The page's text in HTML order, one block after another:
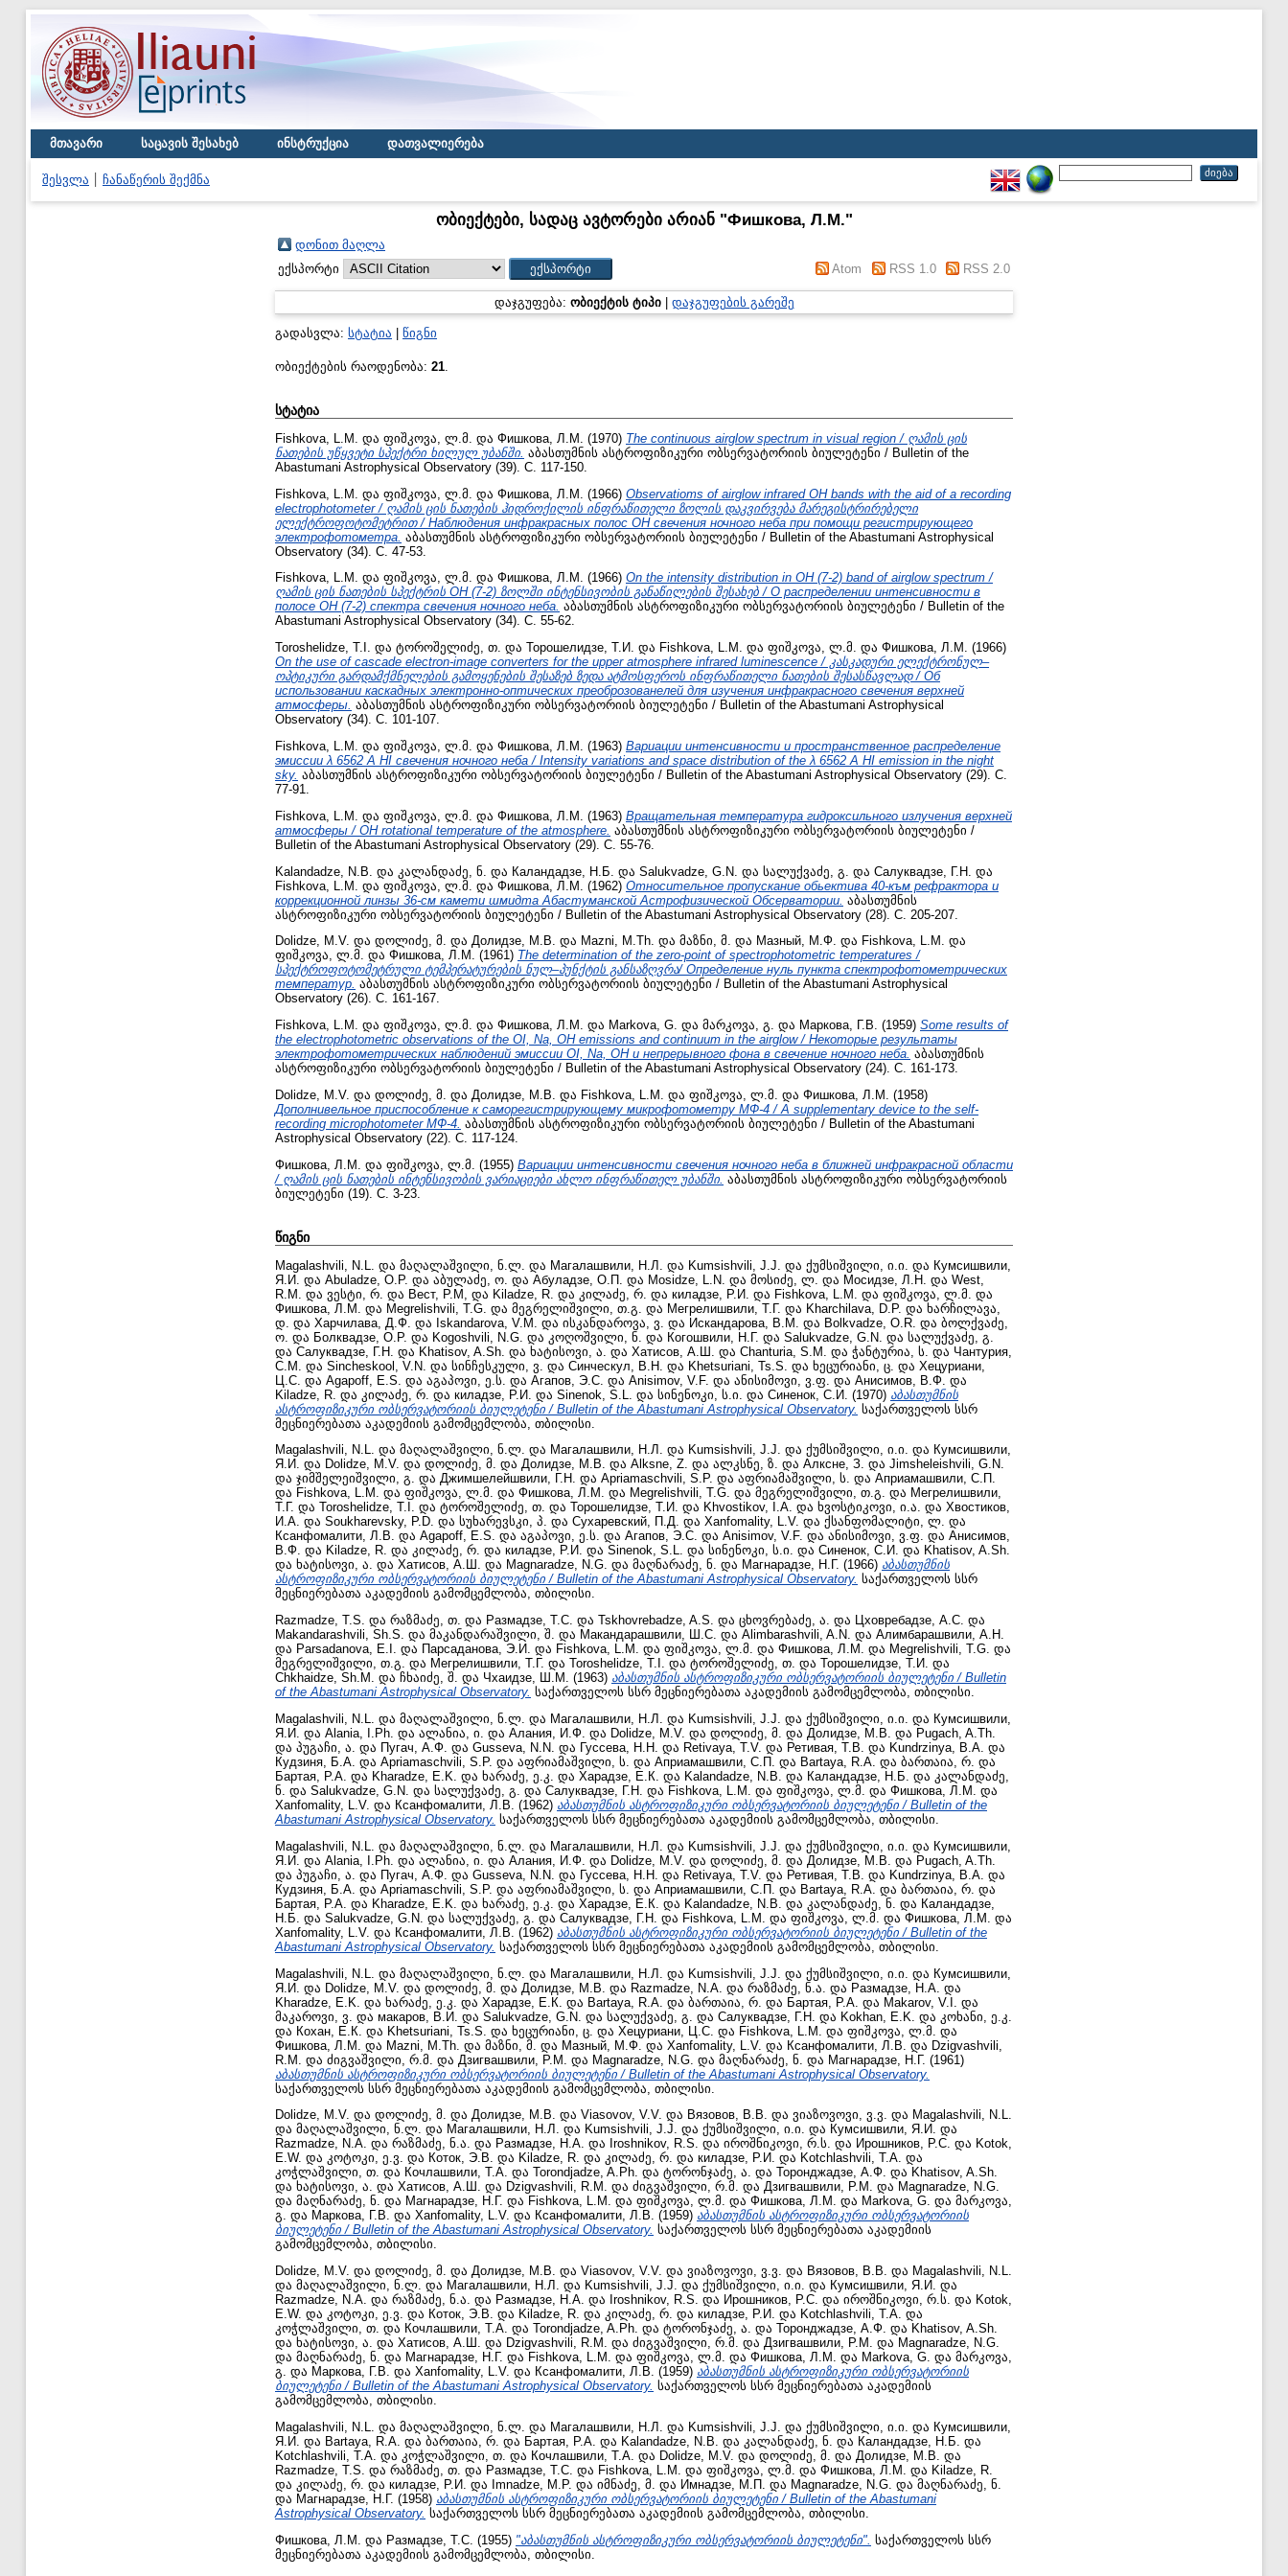
მთავარი საცავის შესახებ ინსტრუქცია დათვალიერება
შესვლა ჩანაწერის შექმნა
ობიექტები, სადაც ავტორები არიან "Фишкова, Л.М."
დონით მაღლა
ექსპორტი
Atom RSS 1.0 RSS 2.0
დაჯგუფება: ობიექტის ტიპი| დაჯგუფების გარეშე
გადასვლა: სტატია წიგნი
ობიექტების რაოდენობა: 21.
სტატია
Fishkova, L.M. და ფიშკოვა, ლ.მ. და Фишкова, Л.М. (1970) The continuous airglow spectrum in visual region / ღამის ცის
ნათების უწყვეტი სპექტრი ხილულ უბანში. აბასთუმნის ასტროფიზიკური ობსერვატორიის ბიულეტენი / Bulletin of the
Abastumani Astrophysical Observatory (39). С. 117-150.
Fishkova, L.M. და ფიშკოვა, ლ.მ. და Фишкова, Л.М. (1966) Observatioms of airglow infrared OH bands with the aid of a recording
electrophotometer / ღამის ცის ნათების ჰიდროქილის ინფრაწითელი ზოლის დაკვირვება მარეგისტრირებელი
ელექტროფოტომეტრით / Наблюдения инфракрасных полос OH свечения ночного неба при помощи регистрирующего
электрофотометра. აბასთუმნის ასტროფიზიკური ობსერვატორიის ბიულეტენი / Bulletin of the Abastumani Astrophysical
Observatory (34). С. 47-53.
Fishkova, L.M. და ფიშკოვა, ლ.მ. და Фишкова, Л.М. (1966) On the intensity distribution in OH (7-2) band of airglow spectrum /
ღამის ცის ნათების სპექტრის OH (7-2) ზოლში ინტენსივობის განაწილების შესახებ / О распределении интенсивности в
полосе OH (7-2) спектра свечения ночного неба. აბასთუმნის ასტროფიზიკური ობსერვატორიის ბიულეტენი / Bulletin of the
Abastumani Astrophysical Observatory (34). С. 55-62.
Toroshelidze, T.I. და ტოროშელიძე, თ. და Торошелидзе, Т.И. და Fishkova, L.M. და ფიშკოვა, ლ.მ. და Фишкова, Л.М. (1966)
On the use of cascade electron-image converters for the upper atmosphere infrared luminescence / კასკადური ელექტრონულ–
ოპტიკური გარდამქმნელების გამოყენების შესაზებ ზედა ატმოსფეროს ინფრაწითელი ნათების შესასწავლად / Об
использовании каскадных электронно-оптических преоброзованелей для изучения инфракрасного свечения верхней
атмосферы. აბასთუმნის ასტროფიზიკური ობსერვატორიის ბიულეტენი / Bulletin of the Abastumani Astrophysical
Observatory (34). С. 101-107.
Fishkova, L.M.
და ფიშკოვა, ლ.მ. და Фишкова, Л.М. (1963) Вариации интенсивности и пространственное распределение
эмиссии λ 6562 A HI свечения ночного неба / Intensity variations and space distribution of the λ 6562 A HI emission in the night
sky. აბასთუმნის ასტროფიზიკური ობსერვატორიის ბიულეტენი / Bulletin of the Abastumani Astrophysical Observatory (29). С.
77-91.
Fishkova, L.M.
და ფიშკოვა, ლ.მ. და Фишкова, Л.М. (1963) Вращательная температура гидроксильного излучения верхней
атмосферы / OH rotational temperature of the atmosphere. აბასთუმნის ასტროფიზიკური ობსერვატორიის ბიულეტენი /
Bulletin of the Abastumani Astrophysical Observatory (29). С. 55-76.
Kalandadze, N.B. და კალანდაძე, ნ. და Каландадзе, Н.Б. და Salukvadze, G.N. და სალუქვაძე, გ. და Салуквадзе, Г.Н. და
Fishkova, L.M. და ფიშკოვა, ლ.მ. და Фишкова, Л.М. (1962) Относительное пропускание обьектива 40-към рефрактора и
коррекционной линзы 36-см камети шмидта Абастуманской Астрофизической Обсерватории. აბასთუმნის
ასტროფიზიკური ობსერვატორიის ბიულეტენი / Bulletin of the Abastumani Astrophysical Observatory (28). С. 205-207.
Dolidze, M.V. და დოლიძე, მ. და Долидзе, М.В. და Mazni, M.Th. და მაზნი, მ. და Мазный, М.Ф. და Fishkova, L.M. და
ფიშკოვა, ლ.მ. და Фишкова, Л.М. (1961) The determination of the zero-point of spectrophotometric temperatures /
სპექტროფოტომეტრული ტემპერატურების ნულ–პუნქტის განსაზღვრა/ Определение нуль пункта спектрофотометрических
температур. აბასთუმნის ასტროფიზიკური ობსერვატორიის ბიულეტენი / Bulletin of the Abastumani Astrophysical
Observatory (26). С. 161-167.
Fishkova, L.M. და ფიშკოვა, ლ.მ. და Фишкова, Л.М. და Markova, G. და მარკოვა, გ. და Маркова, Г.В. (1959) Some results of
the electrophotometric observations of the OI, Na, OH emissions and continuum in the airglow / Некоторые результаты
электрофотометрических наблюдений эмиссии OI, Na, OH и непрерывного фона в свечение ночного неба. აბასთუმნის
ასტროფიზიკური ობსერვატორიის ბიულეტენი / Bulletin of the Abastumani Astrophysical Observatory (24). С. 161-173.
Dolidze, M.V. და დოლიძე, მ. და Долидзе, М.В. და Fishkova, L.M. და ფიშკოვა, ლ.მ. და Фишкова, Л.М.
(1958)
Дополнивельное приспособление к саморегистрирующему микрофотометру МФ-4 / A supplementary device to the self-
recording microphotometer МФ-4. აბასთუმნის ასტროფიზიკური ობსერვატორიის ბიულეტენი / Bulletin of the Abastumani
Astrophysical Observatory (22). С. 117-124.
Фишкова, Л.М.
და ფიშკოვა, ლ.მ. (1955) Вариации интенсивности свечения ночного неба в ближней инфракрасной области
/ ღამის ცის ნათების ინტენსივობის ვარიაციები ახლო ინფრაწითელ უბანში. აბასთუმნის ასტროფიზიკური ობსერვატორიის
ბიულეტენი (19). С. 3-23.
წიგნი
Magalashvili, N.L. და მაღალაშვილი, ნ.ლ. და Магалашвили, Н.Л. და Kumsishvili, J.J. და ქუმსიშვილი, ი.ი. და Кумсишвили,
Я.И. და Abuladze, O.P. და აბულაძე, ო. და Абуладзе, О.П. და Mosidze, L.N. და მოსიძე, ლ. და Мосидзе, Л.Н. და West,
R.M. და ვესტი, რ. და Вест, Р.М, და Kiladze, R. და კილაძე, რ. და киладзе, Р.И. და Fishkova, L.M. და ფიშკოვა, ლ.მ. და
Фишкова, Л.М. და Megrelishvili, T.G. და მეგრელიშვილი, თ.გ. და Мегрелишвили, Т.Г. და Kharchilava, D.P. და ხარჩილავა,
დ. და Харчилава, Д.Ф. და Iskandarova, V.M. და ისკანდაროვა, ვ. და Искандарова, В.М. და Bolkvadze, O.R. და ბოლქვაძე,
ო. და Болквадзе, О.Р. და Kogoshvili, N.G. და კოღოშვილი, ნ. და Когошвили, Н.Г. და Salukvadze, G.N. და სალუქვაძე, გ.
და Салуквадзе, Г.Н. და Khatisov, A.Sh. და ხატისოვი, ა. და Хатисов, А.Ш. და Chanturia, S.M. და ჭანტურია, ს. და Чантурия,
С.М. და Sincheskool, V.N. და სინჩესკული, ვ. და Синческул, В.Н. და Khetsuriani, Ts.S. და ხეცურიანი, ც. და Хецуриани,
Ц.С. და Agapoff, E.S. და აგაპოვი, ე.ს. და Агапов, Э.С. და Anisimov, V.F. და ანისიმოვი, ვ.ფ. და Анисимов, В.Ф. და
Kiladze, R. და კილაძე, რ. და киладзе, Р.И. და Sinenok, S.L. და სინენოკი, ს.ი. და Синенок, С.И. (1970) აბასთუმნის
ასტროფიზიკური ობსერვატორიის ბიულეტენი / Bulletin of the Abastumani Astrophysical Observatory. საქართველოს სსრ
მეცნიერებათა აკადემიის გამომცემლობა, თბილისი.
Magalashvili, N.L. და მაღალაშვილი, ნ.ლ. და Магалашвили, Н.Л. და Kumsishvili, J.J. და ქუმსიშვილი, ი.ი. და Кумсишвили,
Я.И. და Dolidze, M.V. და დოლიძე, მ. და Долидзе, М.В. და Alksne, Z. და ალკსნე, ზ. და Алксне, З. და Jimsheleishvili, G.N.
და ჯიმშელეიშვილი, გ. და Джимшелейшвили, Г.Н. და Apriamaschvili, S.P. და აფრიამაშვილი, ს. და Априамашвили, С.П.
და Fishkova, L.M. და ფიშკოვა, ლ.მ. და Фишкова, Л.М. და Megrelishvili, T.G. და მეგრელიშვილი, თ.გ. და Мегрелишвили,
Т.Г. და Toroshelidze, T.I. და ტოროშელიძე, თ. და Торошелидзе, Т.И. და Khvostikov, I.A. და ხვოსტიკოვი, ი.ა. და Хвостиков,
И.А. და Soukharevsky, P.D. და სუხარევსკი, პ. და Сухаревский, П.Д. და Xanfomality, L.V. და ქსანფომალიტი, ლ. და
Ксанфомалити, Л.В. და Agapoff, E.S. და აგაპოვი, ე.ს. და Агапов, Э.С. და Anisimov, V.F. და ანისიმოვი, ვ.ფ. და Анисимов,
В.Ф. და Kiladze, R. და კილაძე, რ. და киладзе, Р.И. და Sinenok, S.L. და სინენოკი, ს.ი. და Синенок, С.И. და Khatisov, A.Sh.
და ხატისოვი, ა. და Хатисов, А.Ш. და Magnaradze, N.G. და მაღნარაძე, ნ. და Магнарадзе, Н.Г. (1966) აბასთუმნის
ასტროფიზიკური ობსერვატორიის ბიულეტენი / Bulletin of the Abastumani Astrophysical Observatory. საქართველოს სსრ
მეცნიერებათა აკადემიის გამომცემლობა, თბილისი.
Razmadze, T.S. და რაზმაძე, თ. და Размадзе, Т.С. და Tskhovrebadze, A.S. და ცხოვრებაძე, ა. და Цховребадзе, А.С. და
Makandarashvili, Sh.S. და მაკანდარაშვილი, შ. და Макандарашвили, Ш.С. და Alimbarashvili, A.N. და Алимбарашвили, А.Н.
და Parsadanova, E.I. და Парсаданова, Э.И. და Fishkova, L.M. და ფიშკოვა, ლ.მ. და Фишкова, Л.М. და Megrelishvili, T.G. და
მეგრელიშვილი, თ.გ. და Мегрелишвили, Т.Г. და Toroshelidze, T.I. და ტოროშელიძე, თ. და Торошелидзе, Т.И. და
Chkhaidze, Sh.M. და ჩხაიძე, შ. და Чхаидзе, Ш.М. (1963) აბასთუმნის ასტროფიზიკური ობსერვატორიის ბიულეტენი / Bulletin
of the Abastumani Astrophysical Observatory. საქართველოს სსრ მეცნიერებათა აკადემიის გამომცემლობა, თბილისი.
Magalashvili, N.L.
და მაღალაშვილი, ნ.ლ. და Магалашвили, Н.Л. და Kumsishvili, J.J. და ქუმსიშვილი, ი.ი. და Кумсишвили,
Я.И. და Alania, I.Ph. და ალანია, ი. და Алания, И.Ф. და Dolidze, M.V. და დოლიძე, მ. და Долидзе, М.В. და Pugach, A.Th.
და პუგაჩი, ა. და Пугач, А.Ф. და Gusseva, N.N. და Гуссева, Н.Н. და Retivaya, T.V. და Ретивая, Т.В. და Kundrzinya, B.A. და
Кудзиня, Б.А. და Apriamaschvili, S.P. და აფრიამაშვილი, ს. და Априамашвили, С.П. და Bartaya, R.A. და ბართაია, რ. და
Бартая, Р.А. და Kharadze, E.K. და ხარაძე, ე.კ. და Харадзе, Е.К. და Kalandadze, N.B. და Каландадзе, Н.Б. და კალანდაძე,
ნ. და Salukvadze, G.N. და სალუქვაძე, გ. და Салуквадзе, Г.Н. და Fishkova, L.M. და ფიშკოვა, ლ.მ. და Фишкова, Л.М.
და
Xanfomality, L.V. და Ксанфомалити, Л.В. (1962) აბასთუმნის ასტროფიზიკური ობსერვატორიის ბიულეტენი / Bulletin of the
Abastumani Astrophysical Observatory. საქართველოს სსრ მეცნიერებათა აკადემიის გამომცემლობა, თბილისი.
Magalashvili, N.L.
და მაღალაშვილი, ნ.ლ. და Магалашвили, Н.Л. და Kumsishvili, J.J. და ქუმსიშვილი, ი.ი. და Кумсишвили,
Я.И. და Alania, I.Ph. და ალანია, ი. და Алания, И.Ф. და Dolidze, M.V. და დოლიძე, მ. და Долидзе, М.В. და Pugach, A.Th.
და პუგაჩი, ა. და Пугач, А.Ф. და Gusseva, N.N. და Гуссева, Н.Н. და Retivaya, T.V. და Ретивая, Т.В. და Kundrzinya, B.A. და
Кудзиня, Б.А. და Apriamaschvili, S.P. და აფრიამაშვილი, ს. და Априамашвили, С.П. და Bartaya, R.A. და ბართაია, რ. და
Бартая, Р.А. და Kharadze, E.K. და ხარაძე, ე.კ. და Харадзе, Е.К. და Kalandadze, N.B. და კალანდაძე, ნ. და Каландадзе,
Н.Б. და Salukvadze, G.N. და სალუქვაძე, გ. და Салуквадзе, Г.Н. და Fishkova, L.M. და ფიშკოვა, ლ.მ. და Фишкова, Л.М.
და
Xanfomality, L.V. და Ксанфомалити, Л.В. (1962) აბასთუმნის ასტროფიზიკური ობსერვატორიის ბიულეტენი / Bulletin of the
Abastumani Astrophysical Observatory. საქართველოს სსრ მეცნიერებათა აკადემიის გამომცემლობა, თბილისი.
Magalashvili, N.L.
და მაღალაშვილი, ნ.ლ. და Магалашвили, Н.Л. და Kumsishvili, J.J. და ქუმსიშვილი, ი.ი. და Кумсишвили,
Я.И. და Dolidze, M.V. და დოლიძე, მ. და Долидзе, М.В. და Razmadze, N.A. და რაზმაძე, ნ.ა. და Размадзе, Н.А. და
Kharadze, E.K. და ხარაძე, ე.კ. და Харадзе, Е.К. და Bartaya, R.A. და ბართაია, რ. და Бартая, Р.А. და Makarov, V.I. და
მაკაროვი, ვ. და макаров, В.И. და Salukvadze, G.N. და სალუქვაძე, გ. და Салуквадзе, Г.Н. და Kokhan, E.K. და კოხანი, ე.კ.
და Кохан, Е.К. და Khetsuriani, Ts.S. და ხეცურიანი, ც. და Хецуриани, Ц.С. და Fishkova, L.M. და ფიშკოვა, ლ.მ. და
Фишкова, Л.М. და Mazni, M.Th. და მაზნი, მ. და Мазный, М.Ф. და Xanfomality, L.V. და Ксанфомалити, Л.В. და Dzigvashvili,
R.M. და ძიგვაშვილი, რ.მ. და Дзигвашвили, Р.М. და Magnaradze, N.G. და მაღნარაძე, ნ. და Магнарадзе, Н.Г. (1961)
აბასთუმნის ასტროფიზიკური ობსერვატორიის ბიულეტენი / Bulletin of the Abastumani Astrophysical Observatory.
საქართველოს სსრ მეცნიერებათა აკადემიის გამომცემლობა, თბილისი.
Dolidze, M.V. და დოლიძე, მ. და Долидзе, М.В. და Viasоvov, V.V. და Вязовов, В.В. და ვიაზოვოვი, ვ.ვ. და Magalashvili, N.L.
და მაღალაშვილი, ნ.ლ. და Магалашвили, Н.Л. და Kumsishvili, J.J. და ქუმსიშვილი, ი.ი. და Кумсишвили, Я.И. და
Razmadze, N.A. და რაზმაძე, ნ.ა. და Размадзе, Н.А. და Iroshnikov, R.S. და იროშნიკოვი, რ.ს. და Ирошников, Р.С. და Kotok,
E.W. და კოტოკი, ე.ვ. და Коток, Э.В. და Kiladze, R. და კილაძე, რ. და киладзе, Р.И. და Kotchlashvili, T.A. და
კოჭლაშვილი, თ. და Кочлашвили, Т.А. და Torondjadze, A.Ph. და ტორონჯაძე, ა. და Торонджадзе, А.Ф. და Khatisov, A.Sh.
და ხატისოვი, ა. და Хатисов, А.Ш. და Dzigvashvili, R.M. და ძიგვაშვილი, რ.მ. და Дзигвашвили, Р.М. და Magnaradze, N.G.
და მაღნარაძე, ნ. და Магнарадзе, Н.Г. და Fishkova, L.M. და ფიშკოვა, ლ.მ. და Фишкова, Л.М. და Markova, G. და მარკოვა,
გ. და Маркова, Г.В. და Xanfomality, L.V. და Ксанфомалити, Л.В. (1959) აბასთუმნის ასტროფიზიკური ობსერვატორიის
ბიულეტენი / Bulletin of the Abastumani Astrophysical Observatory. საქართველოს სსრ მეცნიერებათა აკადემიის
გამომცემლობა, თბილისი.
Dolidze, M.V. და დოლიძე, მ. და Долидзе, М.В. და Viasоvov, V.V. და ვიაზოვოვი, ვ.ვ. და Вязовов, В.В. და Magalashvili, N.L.
და მაღალაშვილი, ნ.ლ. და Магалашвили, Н.Л. და Kumsishvili, J.J. და ქუმსიშვილი, ი.ი. და Кумсишвили, Я.И. და
Razmadze, N.A. და რაზმაძე, ნ.ა. და Размадзе, Н.А. და Iroshnikov, R.S. და Ирошников, Р.С. და იროშნიკოვი, რ.ს. და Kotok,
E.W. და კოტოკი, ე.ვ. და Коток, Э.В. და Kiladze, R. და კილაძე, რ. და киладзе, Р.И. და Kotchlashvili, T.A. და
კოჭლაშვილი, თ. და Кочлашвили, Т.А. და Torondjadze, A.Ph. და ტორონჯაძე, ა. და Торонджадзе, А.Ф. და Khatisov, A.Sh.
და ხატისოვი, ა. და Хатисов, А.Ш. და Dzigvashvili, R.M. და ძიგვაშვილი, რ.მ. და Дзигвашвили, Р.М. და Magnaradze, N.G.
და მაღნარაძე, ნ. და Магнарадзе, Н.Г. და Fishkova, L.M. და ფიშკოვა, ლ.მ. და Фишкова, Л.М. და Markova, G. და მარკოვა,
გ. და Маркова, Г.В. და Xanfomality, L.V. და Ксанфомалити, Л.В. (1959) აბასთუმნის ასტროფიზიკური ობსერვატორიის
ბიულეტენი / Bulletin of the Abastumani Astrophysical Observatory. საქართველოს სსრ მეცნიერებათა აკადემიის
გამომცემლობა, თბილისი.
Magalashvili, N.L.
და მაღალაშვილი, ნ.ლ. და Магалашвили, Н.Л. და Kumsishvili, J.J. და ქუმსიშვილი, ი.ი. და Кумсишвили,
Я.И. და Bartaya, R.A. და ბართაია, რ. და Бартая, Р.А. და Kalandadze, N.B. და კალანდაძე, ნ. და Каландадзе, Н.Б. და
Kotchlashvili, T.A. და კოჭლაშვილი, თ. და Кочлашвили, Т.А. და Dolidze, M.V. და დოლიძე, მ. და Долидзе, М.В. და
Razmadze, T.S. და რაზმაძე, თ. და Размадзе, Т.С. და Fishkova, L.M. და ფიშკოვა, ლ.მ. და Фишкова, Л.М. და Kiladze, R.
და კილაძე, რ. და киладзе, Р.И. და Imnadze, M.P. და იმნაძე, მ. და Имнадзе, М.П. და Magnaradze, N.G. და მაღნარაძე, ნ.
და Магнарадзе, Н.Г. (1958) აბასთუმნის ასტროფიზიკური ობსერვატორიის ბიულეტენი / Bulletin of the Abastumani
Astrophysical Observatory. საქართველოს სსრ მეცნიერებათა აკადემიის გამომცემლობა, თბილისი.
Фишкова, Л.М. და Размадзе, Т.С. (1955) "აბასთუმნის ასტროფიზიკური ობსერვატორიის ბიულეტენი". საქართველოს სსრ
მეცნიერებათა აკადემიის გამომცემლობა, თბილისი.